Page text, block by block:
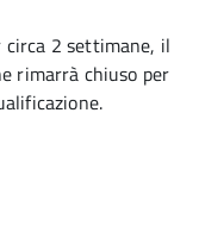
circa 2 settimane, il
rimarrà chiuso per